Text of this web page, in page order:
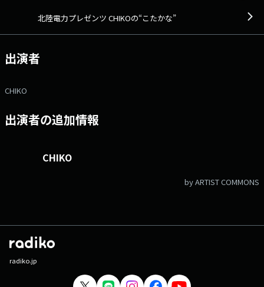
北陸電力プレゼンツ CHIKOの“こたかな”
出演者
CHIKO
出演者の追加情報
CHIKO
by ARTIST COMMONS
radiko.jp